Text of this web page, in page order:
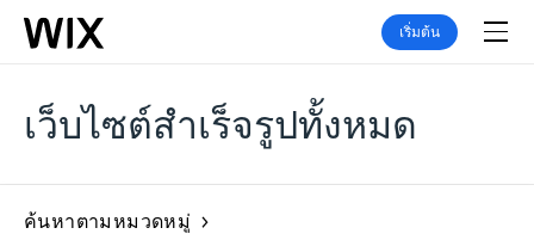
เริ่มต้น
เว็บไซต์สำเร็จรูปทั้งหมด
ค้นหาตามหมวดหมู่